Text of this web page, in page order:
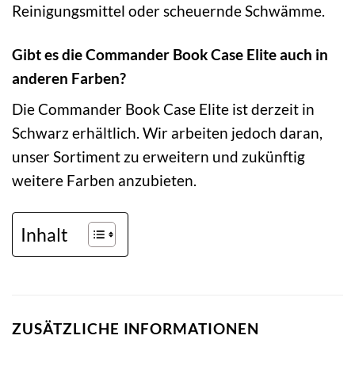
Reinigungsmittel oder scheuernde Schwämme.
Gibt es die Commander Book Case Elite auch in
anderen Farben?
Die Commander Book Case Elite ist derzeit in
Schwarz erhältlich. Wir arbeiten jedoch daran,
unser Sortiment zu erweitern und zukünftig
weitere Farben anzubieten.
Inhalt
ZUSÄTZLICHE INFORMATIONEN